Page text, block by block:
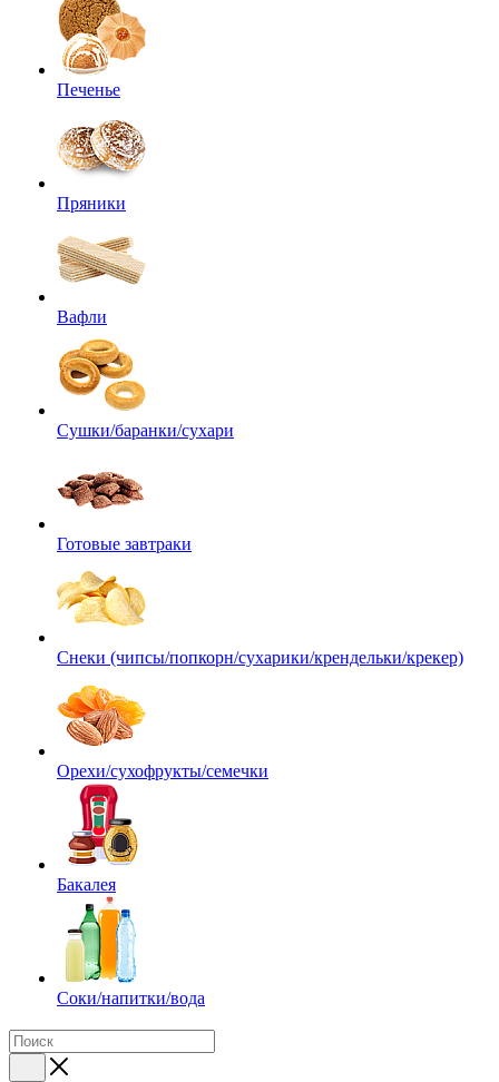
Печенье
Пряники
Вафли
Сушки/баранки/сухари
Готовые завтраки
Снеки (чипсы/попкорн/сухарики/крендельки/крекер)
Орехи/сухофрукты/семечки
Бакалея
Соки/напитки/вода